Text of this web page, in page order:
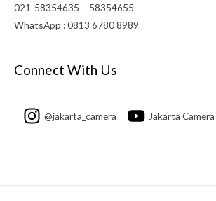
021-58354635 – 58354655
WhatsApp : 0813 6780 8989
Connect With Us
@jakarta_camera Jakarta Camera